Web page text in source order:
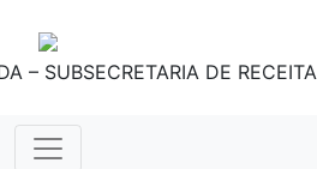
– SUBSECRETARIA DE RECEITA